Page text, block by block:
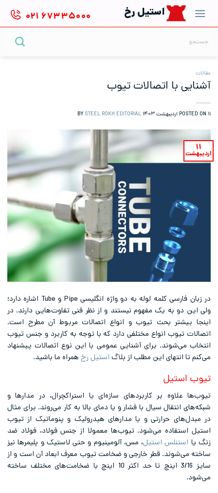
content
استیل رخ ۰۲۱ ۶۷۳۳۵۰۰۰
مقالات
آشنایی با اتصالات تیوب
POSTED ON ۱۱ اردیبهشت ۱۴۰۳ STEEL ROKH EDITORIAL
۱۱
اردیبهشت
در زبان فارسی کلمه لوله به دو واژه انگلیسی Pipe و Tube اشاره دارد؛
ولی این دو به یک مفهوم نیستند و از نظر فنی تفاوت‌هایی دارند. در
اینجا بیشتر بحث تیوب و انواع اتصالات مربوط آن مطرح است.
اتصالات تیوب انواع مختلفی دارد که با توجه به کاربرد و جنس تیوب
انتخاب می‌شوند. برای آشنایی عمومی با این نوع اتصالات پیشنهاد
می‌کنم تا انتهای این مطلب از بلاگ استیل رخ همراه ما باشید.
تیوب استیل
تیوب‌ها علاوه بر کاربردهای سازه‌ای یا استراکچرال، در مدارها و
شبکه‌های انتقال سیال با فشار و یا دمای بالا به کار می‌روند. برای مثال
در مبدل‌های حرارتی و یا مدارهای هیدرولیک و پنوماتیک از تیوب
استیل استفاده می‌شود. تیوب‌ها معمولا از جنس فولاد، فولاد ضد
زنگ یا استنلس استیل، مس، آلومینیوم و حتی لاستیک و پلیمرها نیز
ساخته می‌شوند. قطر خارجی و ضخامت تیوب معرف ابعاد آن است و از
سایز 3/16 اینچ تا حد اکثر 10 اینچ با ضخامت‌های مختلف ساخته
می‌شود.